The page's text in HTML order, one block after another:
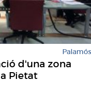
Palamós
d'una zona
Pietat